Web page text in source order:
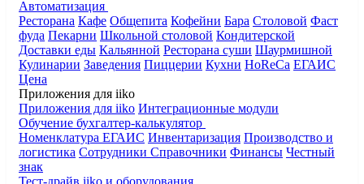
Автоматизация
Ресторана Кафе Общепита Кофейни Бара Столовой Фаст
фуда Пекарни Школьной столовой Кондитерской
Доставки еды Кальянной Ресторана суши Шаурмишной
Кулинарии Заведения Пиццерии Кухни HoReCa ЕГАИС
Цена
Приложения для iiko
Приложения для iiko Интеграционные модули
Обучение бухгалтер-калькулятор
Номенклатура ЕГАИС Инвентаризация Производство и
логистика Сотрудники Справочники Финансы Честный
знак
Тест-драйв iiko и оборудования